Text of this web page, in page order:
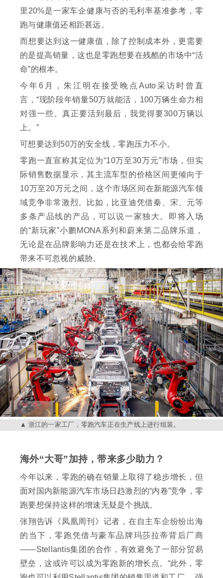
里20%是一家车企健康与否的毛利率基准参考，零
跑与健康值还相距甚远。
而想要达到这一健康值，除了控制成本外，更需要
的是提高销量，这也是零跑想要在残酷的市场中“活
命”的根本。
今年6月，朱江明在接受晚点Auto采访时曾直
言，“现阶段年销量50万就能活，100万辆生命力相
对强一些。真正要活到最后，我觉得要300万辆以
上。”
可想要达到50万的安全线，零跑压力不小。
零跑一直宣称其定位为“10万至30万元”市场，但实
际销售数据显示，其主流车型的价格区间更倾向于
10万至20万元之间，这个市场区间在新能源汽车领
域竞争非常激烈。比如，比亚迪凭借秦、宋、元等
多条产品线的产品，可以说一家独大。即将入场
的“新玩家”小鹏MONA系列和蔚来第二品牌乐道，
无论是在品牌影响力还是在技术上，也都会给零跑
带来不可忽视的威胁。
浙江的一家工厂，零跑汽车正在生产线上进行组装。
海外“大哥”加持，带来多少助力？
今年以来，零跑的确在销量上取得了稳步增长，但
面对国内新能源汽车市场日趋激烈的“内卷”竞争，零
跑要想保持这样的增速无疑是个挑战。
张翔告诉《凤凰周刊》记者，在自主车企纷纷出海
的当下，零跑凭借与豪车品牌玛莎拉蒂背后厂商
——Stellantis集团的合作，有效避免了一部分贸易
壁垒，这或许可以成为零跑新的增长点。“此外，零